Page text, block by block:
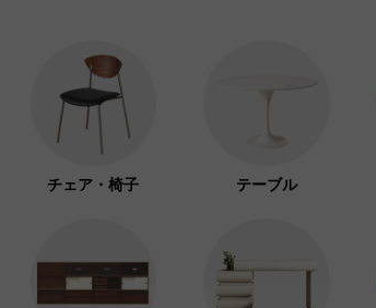
チェア・椅子 テーブル